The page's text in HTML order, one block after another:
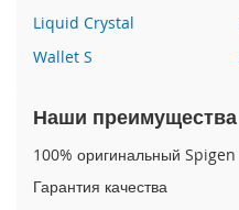
1
6
P
o
a
Liquid Crystal
Wallet S
Наши преимущества
100% оригинальный Spigen
Гарантия качества